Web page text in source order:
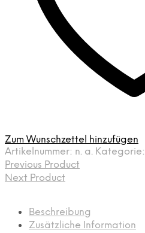
Zum Wunschzettel hinzufügen
Artikelnummer: n. a. Kategorie:
Previous Product
Next Product
Beschreibung
Zusätzliche Information